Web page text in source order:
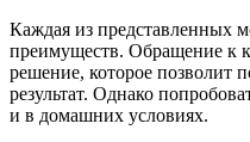
Каждая из представленных
преимуществ. Обращение к
решение, которое позволит
результат. Однако
и в домашних условиях.